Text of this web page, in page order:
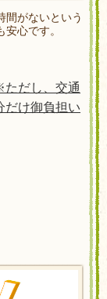
間がないという
安心です。
だし、交通
だけ御負担い